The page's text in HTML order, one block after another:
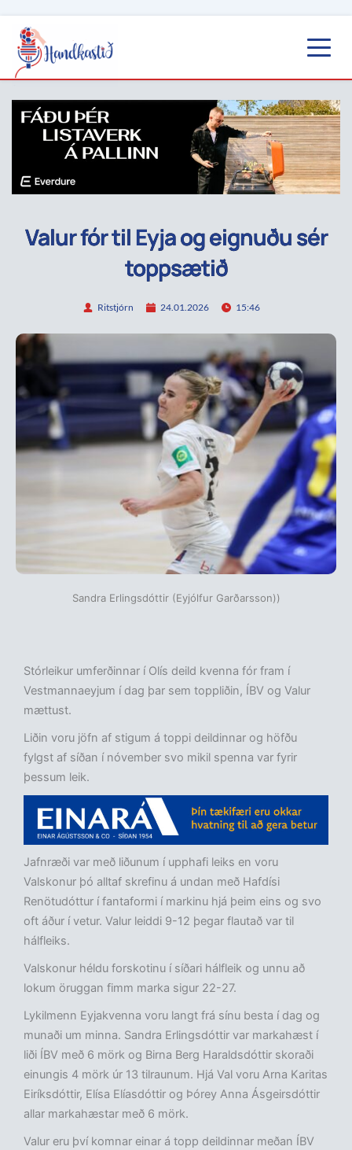
Valur fór til Eyja og eignuðu sér
toppsætið
Ritstjórn 24.01.2026 15:46
Sandra Erlingsdóttir (Eyjólfur Garðarsson))
Stórleikur umferðinnar í Olís deild kvenna fór fram í
Vestmannaeyjum í dag þar sem toppliðin, ÍBV og Valur
mættust.
Liðin voru jöfn af stigum á toppi deildinnar og höfðu
fylgst af síðan í nóvember svo mikil spenna var fyrir
þessum leik.
Jafnræði var með liðunum í upphafi leiks en voru
Valskonur þó alltaf skrefinu á undan með Hafdísi
Renötudóttur í fantaformi í markinu hjá þeim eins og svo
oft áður í vetur. Valur leiddi 9-12 þegar flautað var til
hálfleiks.
Valskonur héldu forskotinu í síðari hálfleik og unnu að
lokum öruggan fimm marka sigur 22-27.
Lykilmenn Eyjakvenna voru langt frá sínu besta í dag og
munaði um minna. Sandra Erlingsdóttir var markahæst í
liði ÍBV með 6 mörk og Birna Berg Haraldsdóttir skoraði
einungis 4 mörk úr 13 tilraunum. Hjá Val voru Arna Karitas
Eiríksdóttir, Elísa Elíasdóttir og Þórey Anna Ásgeirsdóttir
allar markahæstar með 6 mörk.
Valur eru því komnar einar á topp deildinnar meðan ÍBV